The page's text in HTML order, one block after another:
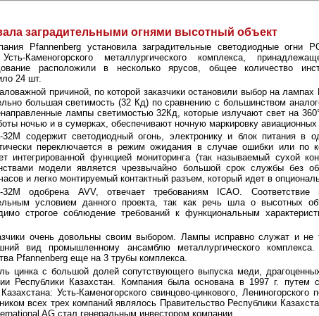
заградительными огнями высотный объект
Pfannenberg установила заградительные светодиодные огни
Каменогорского металлургического комплекса,
расположили в несколько ярусов, общее количество
24 шт.
причиной, по которой заказчики остановили выбор на лампах
большая светимость (32 Кд) по сравнению с большинством
лампы светимостью 32Кд, которые излучают свет на
ночью и в сумерках, обеспечивают ночную маркировку авиационных
32M содержит светодиодный огонь, электронику и блок питания в
переключается в режим ожидания в случае ошибки или по
интегрированной функцией мониторинга (так называемый сухой
модели является чрезвычайно большой срок службы без
и легко монтируемый контактный разъем, который идет в
32M одобрена AVV, отвечает требованиям ICAO.
условием данного проекта, так как речь шла о высотных
строгое соблюдение требований к функциональным
очень довольны своим выбором. Лампы исправно служат и не
вид промышленному ансамблю металлургического
Pfannenberg еще на 3 трубы комплекса.
цинка с большой долей сопутствующего выпуска меди,
Республики Казахстан. Компания была основана в 1997 г. путем
Усть-Каменогорского свинцово-цинкового, Лениногорского
всех трех компаний являлось Правительство Республики
AG стал генеральным инвестором компании.